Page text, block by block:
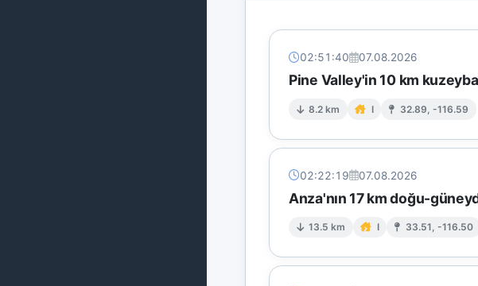
02:51:40 07.08.2026
Pine Valley'in 10 km
8.2 km I 32.89, -116.59
02:22:19 07.08.2026
Anza'nın 17 km doğu-
13.5 km I 33.51, -116.50